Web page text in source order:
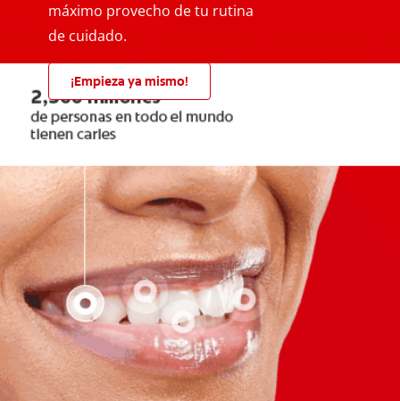
máximo provecho de tu rutina
de cuidado.
¡Empieza ya mismo!